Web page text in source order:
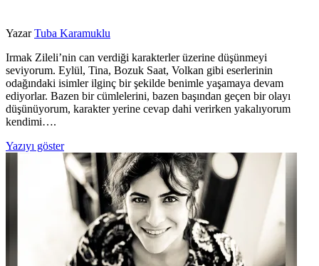
YazarTuba Karamuklu
Irmak Zileli’nin can verdiği karakterler üzerine düşünmeyi
seviyorum. Eylül, Tina, Bozuk Saat, Volkan gibi eserlerinin
odağındaki isimler ilginç bir şekilde benimle yaşamaya devam
ediyorlar. Bazen bir cümlelerini, bazen başından geçen bir olayı
düşünüyorum, karakter yerine cevap dahi verirken yakalıyorum
kendimi….
Yazıyı göster